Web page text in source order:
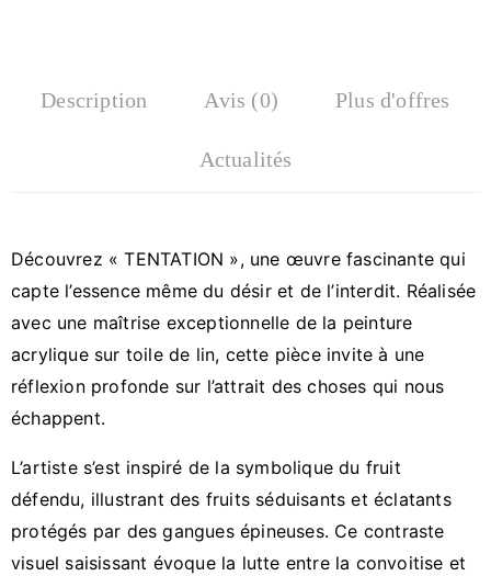
Description Avis (0) Plus d'offres
Actualités
Découvrez « TENTATION », une œuvre fascinante qui
capte l’essence même du désir et de l’interdit. Réalisée
avec une maîtrise exceptionnelle de la peinture
acrylique sur toile de lin, cette pièce invite à une
réflexion profonde sur l’attrait des choses qui nous
échappent.
L’artiste s’est inspiré de la symbolique du fruit
défendu, illustrant des fruits séduisants et éclatants
protégés par des gangues épineuses. Ce contraste
visuel saisissant évoque la lutte entre la convoitise et